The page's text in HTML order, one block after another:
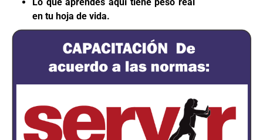
Lo que aprendes aquí tiene peso real
en tu hoja de vida.